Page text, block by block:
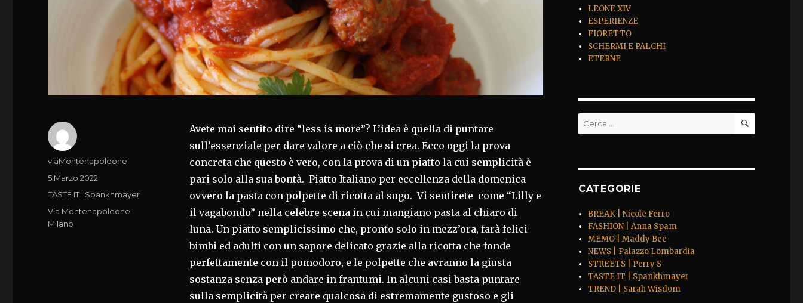
Avete mai sentito dire “less is more”? L’idea è quella di puntare
sull’essenziale per dare valore a ciò che si crea. Ecco oggi la prova
concreta che questo è vero, con la prova di un piatto la cui semplicità è
pari solo alla sua bontà. Piatto Italiano per eccellenza della domenica
ovvero la pasta con polpette di ricotta al sugo. Vi sentirete come “Lilly e
il vagabondo” nella celebre scena in cui mangiano pasta al chiaro di
luna. Un piatto semplicissimo che, pronto solo in mezz’ora, farà felici
bimbi ed adulti con un sapore delicato grazie alla ricotta che fonde
perfettamente con il pomodoro, e le polpette che avranno la giusta
sostanza senza però andare in frantumi. In alcuni casi basta puntare
sulla semplicità per creare qualcosa di estremamente gustoso e gli
Autore
viaMontenapoleone
Pubblicato
5 Marzo 2022
Categorie
TASTE IT | Spankhmayer
Tag
Via Montenapoleone
Milano
LEONE XIV
ESPERIENZE
FIORETTO
SCHERMI E PALCHI
ETERNE
Cerca: CERCA
CATEGORIE
BREAK | Nicole Ferro
FASHION | Anna Spam
MEMO | Maddy Bee
NEWS | Palazzo Lombardia
STREETS | Perry S
TASTE IT | Spankhmayer
TREND | Sarah Wisdom